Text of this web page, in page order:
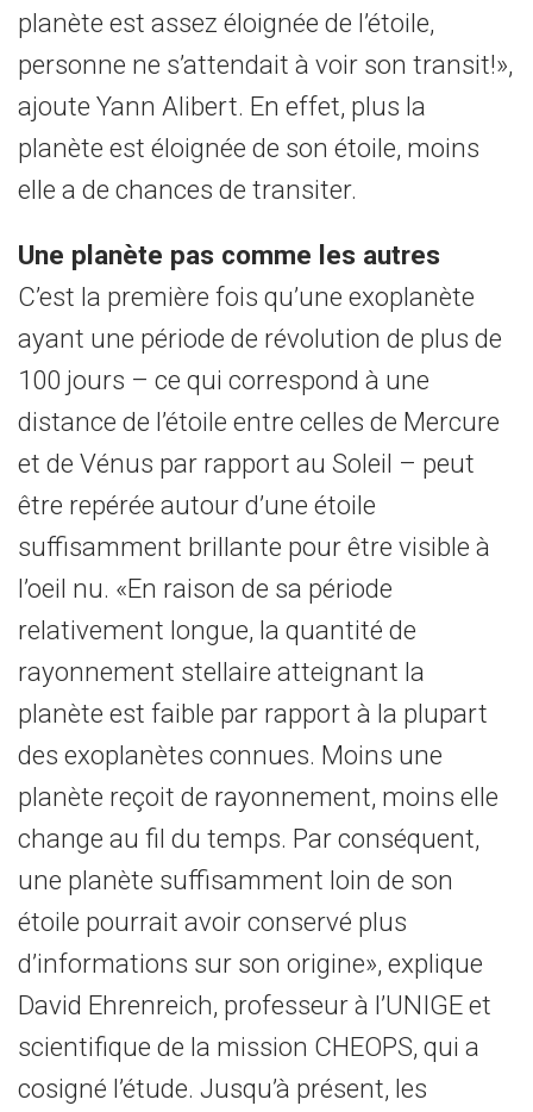
planète est assez éloignée de l’étoile,
personne ne s’attendait à voir son transit!»,
ajoute Yann Alibert. En effet, plus la
planète est éloignée de son étoile, moins
elle a de chances de transiter.
Une planète pas comme les autres
C’est la première fois qu’une exoplanète
ayant une période de révolution de plus de
100 jours – ce qui correspond à une
distance de l’étoile entre celles de Mercure
et de Vénus par rapport au Soleil – peut
être repérée autour d’une étoile
suffisamment brillante pour être visible à
l’oeil nu. «En raison de sa période
relativement longue, la quantité de
rayonnement stellaire atteignant la
planète est faible par rapport à la plupart
des exoplanètes connues. Moins une
planète reçoit de rayonnement, moins elle
change au fil du temps. Par conséquent,
une planète suffisamment loin de son
étoile pourrait avoir conservé plus
d’informations sur son origine», explique
David Ehrenreich, professeur à l’UNIGE et
scientifique de la mission CHEOPS, qui a
cosigné l’étude. Jusqu’à présent, les